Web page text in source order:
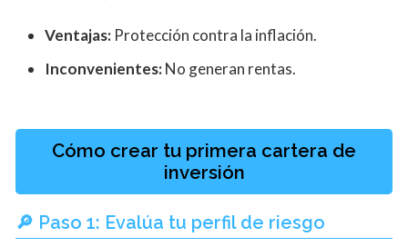
Ventajas: Protección contra la inflación.
Inconvenientes:No generan rentas.
Cómo crear tu primera cartera de
inversión
🔎 Paso 1: Evalúa tu perfil de riesgo